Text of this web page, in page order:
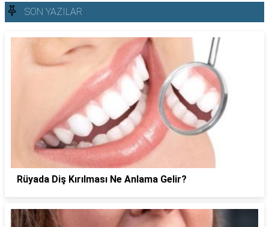
SON YAZILAR
Rüyada Diş Kırılması Ne Anlama Gelir?